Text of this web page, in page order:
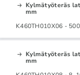
Kylmätyöteräs
mm
K460TH010X06 -
Kylmätyöteräs
mm